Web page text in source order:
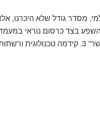
מסדר גודל שלא היכרנו,
גורמים עיקריים מובילים אותנו אליה: 1. תרבות השפע בצד